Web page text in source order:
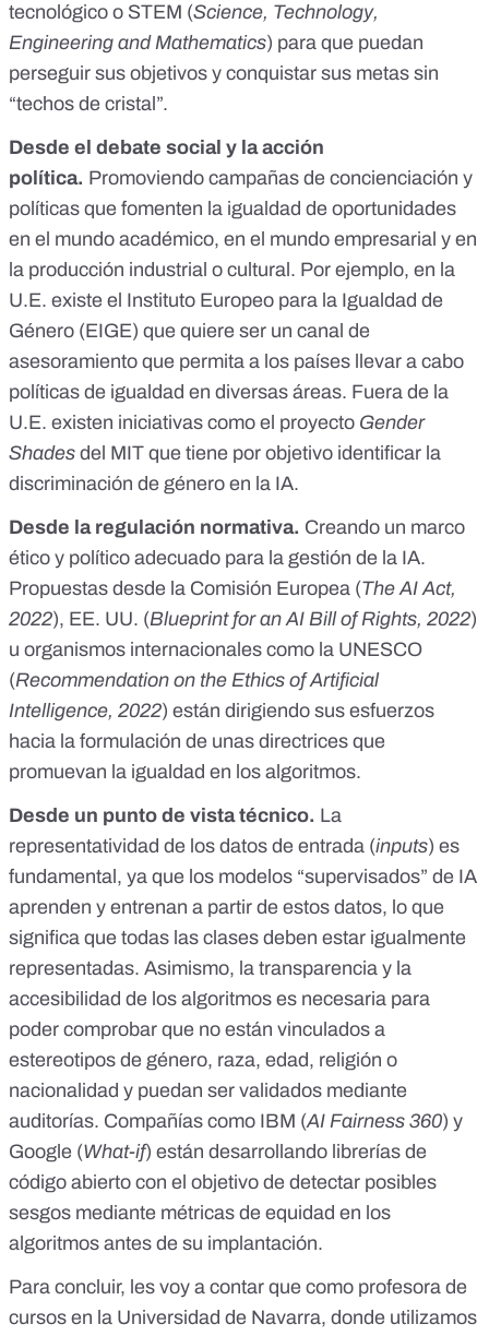
tecnológico o STEM (Science, Technology,
Engineering and Mathematics) para que puedan
perseguir sus objetivos y conquistar sus metas sin
“techos de cristal”.
Desde el debate social y la acción
política. Promoviendo campañas de concienciación y
políticas que fomenten la igualdad de oportunidades
en el mundo académico, en el mundo empresarial y en
la producción industrial o cultural. Por ejemplo, en la
U.E. existe el Instituto Europeo para la Igualdad de
Género (EIGE) que quiere ser un canal de
asesoramiento que permita a los países llevar a cabo
políticas de igualdad en diversas áreas. Fuera de la
U.E. existen iniciativas como el proyecto Gender
Shades del MIT que tiene por objetivo identificar la
discriminación de género en la IA.
Desde la regulación normativa. Creando un marco
ético y político adecuado para la gestión de la IA.
Propuestas desde la Comisión Europea (The AI Act,
2022), EE. UU. (Blueprint for an AI Bill of Rights, 2022)
u organismos internacionales como la UNESCO
(Recommendation on the Ethics of Artificial
Intelligence, 2022) están dirigiendo sus esfuerzos
hacia la formulación de unas directrices que
promuevan la igualdad en los algoritmos.
Desde un punto de vista técnico. La
representatividad de los datos de entrada (inputs) es
fundamental, ya que los modelos “supervisados” de IA
aprenden y entrenan a partir de estos datos, lo que
significa que todas las clases deben estar igualmente
representadas. Asimismo, la transparencia y la
accesibilidad de los algoritmos es necesaria para
poder comprobar que no están vinculados a
estereotipos de género, raza, edad, religión o
nacionalidad y puedan ser validados mediante
auditorías. Compañías como IBM (AI Fairness 360) y
Google (What-if) están desarrollando librerías de
código abierto con el objetivo de detectar posibles
sesgos mediante métricas de equidad en los
algoritmos antes de su implantación.
Para concluir, les voy a contar que como profesora de
cursos en la Universidad de Navarra, donde utilizamos